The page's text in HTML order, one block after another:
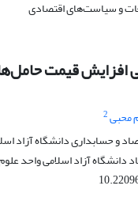
افزایش قیمت
محبی2
و حسابداری دانشگاه آزاد
دانشگاه آزاد اسلامی واحد